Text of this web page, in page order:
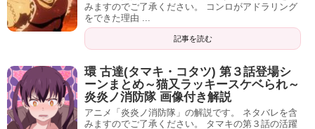
みますのでご了承ください。 コンロがアドラリング
をできた理由 ...
記事を読む
環 古達(タマキ・コタツ) 第３話登場シ
ーンまとめ～猫又ラッキースケベられ～
炎炎ノ消防隊 画像付き解説
アニメ「炎炎ノ消防隊」の解説です。 ネタバレを含
みますのでご了承ください。 タマキの第３話の活躍